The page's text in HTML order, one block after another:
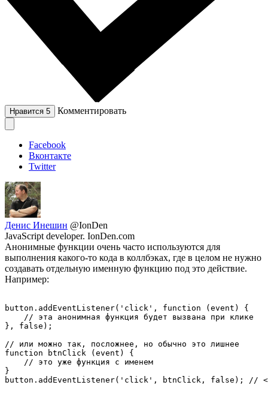
Нравится 5 Комментировать
Facebook
Вконтакте
Twitter
Денис Инешин @IonDen
JavaScript developer. IonDen.com
Анонимные функции очень часто используются для
выполнения какого-то кода в коллбэках, где в целом не нужно
создавать отдельную именную функцию под это действие.
Например:
button.addEventListener('click', function (event) {
    // эта анонимная функция будет вызвана при клике
}, false);
// или можно так, посложнее, но обычно это лишнее
function btnClick (event) {
    // это уже функция с именем
}
button.addEventListener('click', btnClick, false); // <-  в